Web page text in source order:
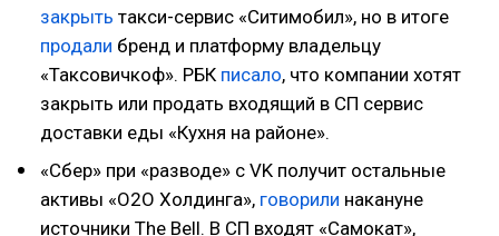
закрыть такси-сервис «Ситимобил», но в итоге
продали бренд и платформу владельцу
«Таксовичкоф». РБК писало, что компании хотят
закрыть или продать входящий в СП сервис
доставки еды «Кухня на районе».
«Сбер» при «разводе» с VK получит остальные
активы «О2О Холдинга», говорили накануне
источники The Bell. В СП входят «Самокат»,